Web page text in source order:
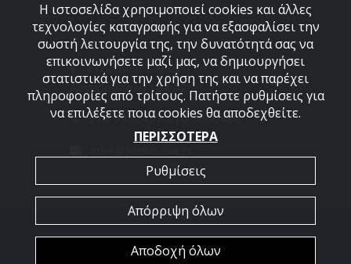
Στεφάνου Σαράφη 36,
Αργυρούπολη 164 52
210 9960427-210 9960489
2026 @ All Rights Reserved - Dellacasa
Η ιστοσελίδα χρησιμοποιεί cookies και άλλες
τεχνολογίες καταγραφής για να εξασφαλίσει την
σωστή λειτουργία της, την δυνατότητά σας να
επικοινωνήσετε μαζί μας, να δημιουργήσει
στατιστικά για την χρήση της και να παρέχει
πληροφορίες από τρίτους. Πατήστε ρυθμίσεις για
να επιλέξετε ποια cookies θα αποδεχθείτε.
ΠΕΡΙΣΣΟΤΕΡΑ
Ρυθμίσεις
Απόρριψη όλων
Αποδοχή όλων